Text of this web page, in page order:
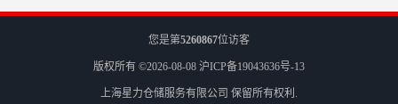
您是第5260867位访客
版权所有 ©2026-08-08 沪ICP备19043636号-13
上海星力仓储服务有限公司 保留所有权利.